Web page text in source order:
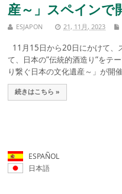
産～」スペインで
ESJAPON 21, 11月, 2023
11月15日から20日にかけて、
て、日本の”伝統的酒造り”をテ
り繋ぐ日本の文化遺産～」が
続きはこちら »
ESPAÑOL
日本語